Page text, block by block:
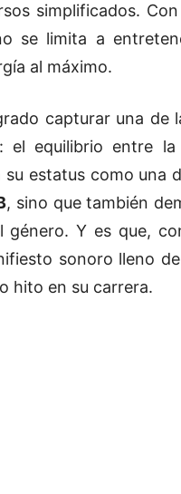
simplificados.
se limita a
al máximo.
capturar una de
el equilibrio entre
estatus como una
, sino que también
género. Y es que,
sonoro lleno
hito en su carrera.